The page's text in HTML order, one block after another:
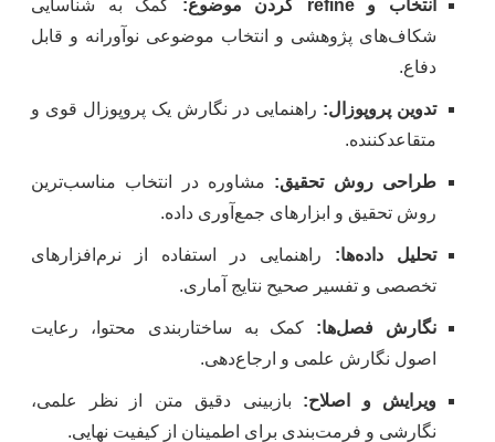
انتخاب و refine کردن موضوع:
کمک به شناسایی
شکاف‌های پژوهشی و انتخاب موضوعی نوآورانه و قابل
دفاع.
تدوین پروپوزال: راهنمایی در نگارش یک پروپوزال قوی و
متقاعدکننده.
طراحی روش تحقیق: مشاوره در انتخاب مناسب‌ترین
روش تحقیق و ابزارهای جمع‌آوری داده.
تحلیل داده‌ها: راهنمایی در استفاده از نرم‌افزارهای
تخصصی و تفسیر صحیح نتایج آماری.
نگارش فصل‌ها: کمک به ساختاربندی محتوا، رعایت
اصول نگارش علمی و ارجاع‌دهی.
ویرایش و اصلاح: بازبینی دقیق متن از نظر علمی،
نگارشی و فرمت‌بندی برای اطمینان از کیفیت نهایی.